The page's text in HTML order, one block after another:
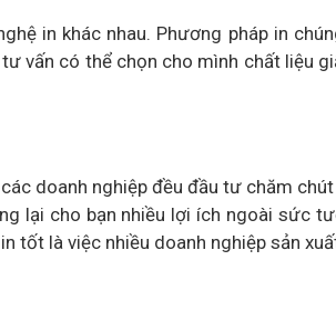
in khác nhau. Phương pháp in
vấn có thể chọn cho mình chất liệu
doanh nghiệp đều đầu tư chăm
lại cho bạn nhiều lợi ích ngoài sức
tốt là việc nhiều doanh nghiệp sản